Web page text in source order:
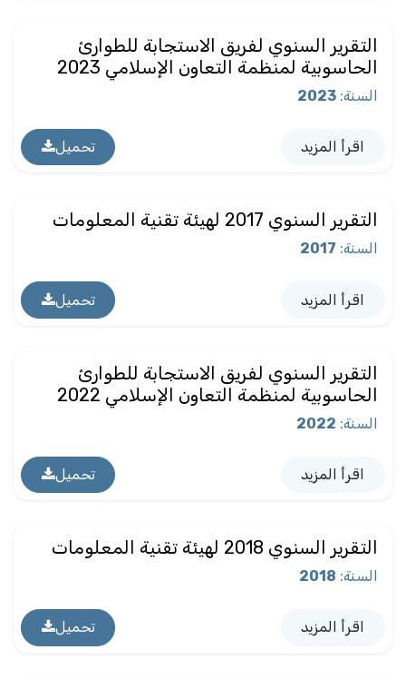
التقرير السنوي لفريق الاستجابة للطوارئ
الحاسوبية لمنظمة التعاون الإسلامي 2023
السنة:
2023
اقرأ المزيد تحميل
التقرير السنوي 2017 لهيئة تقنية المعلومات
السنة:
2017
اقرأ المزيد تحميل
التقرير السنوي لفريق الاستجابة للطوارئ
الحاسوبية لمنظمة التعاون الإسلامي 2022
السنة:
2022
اقرأ المزيد تحميل
التقرير السنوي 2018 لهيئة تقنية المعلومات
السنة:
2018
اقرأ المزيد تحميل